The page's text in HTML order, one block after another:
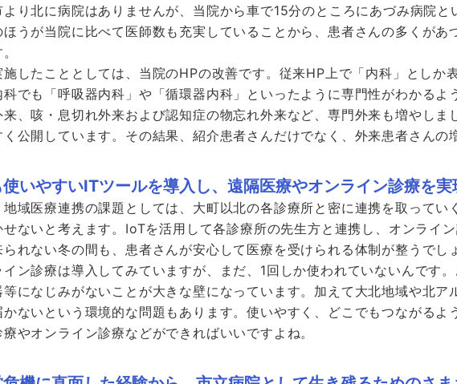
より北に病院はありませんが、当院から車で15分のところにあづみ病院
うが当院に比べて医師数も充実していることから、患者さんの多くがあ
したこととしては、当院のHPの改善です。従来HP上で「内科」としか
科でも「呼吸器内科」や「循環器内科」といったように専門性がわかるよ
来、咳・息切れ外来および認知症の物忘れ外来など、専門外来も増やしま
公開しています。その結果、紹介患者さんだけでなく、外来患者さんの
いやすいITツールを導入し、遠隔医療やオンライン診療を実
域医療連携の課題としては、大町以北の各診療所と密に連携を取ってい
ないと考えます。IoTを活用して各診療所の先生方と連携し、オンライ
れない冬の間も、患者さんが安心して医療を受けられる体制が整うでし
ン診療は導入してみていますが、まだ、1回しか使われていないんです
等になじみがないことが大きな壁になっています。加えて大北地域や北ア
ないという環境的な問題もあります。使いやすく、どこでもつながるよ
やオンライン診療などができればいいですよね。